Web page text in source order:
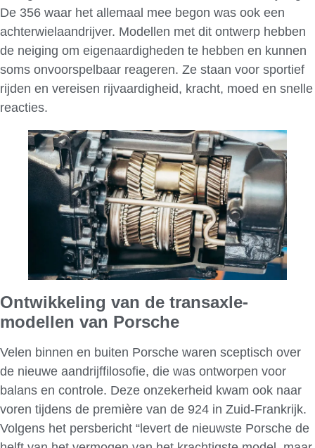
De 356 waar het allemaal mee begon was ook een
achterwielaandrijver. Modellen met dit ontwerp hebben
de neiging om eigenaardigheden te hebben en kunnen
soms onvoorspelbaar reageren. Ze staan voor sportief
rijden en vereisen rijvaardigheid, kracht, moed en snelle
reacties.
Ontwikkeling van de transaxle-
modellen van Porsche
Velen binnen en buiten Porsche waren sceptisch over
de nieuwe aandrijffilosofie, die was ontworpen voor
balans en controle. Deze onzekerheid kwam ook naar
voren tijdens de première van de 924 in Zuid-Frankrijk.
Volgens het persbericht “levert de nieuwste Porsche de